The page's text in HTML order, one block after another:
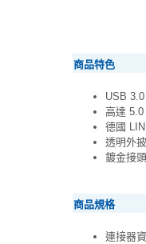
商品特色
USB
高達
德國
透明外
鍍金接
商品規格
連接器